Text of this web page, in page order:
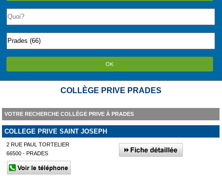
OK
COLLÈGE PRIVE PRADES
VOTRE RECHERCHE COLLÈGE PRIVE À PRADES
COLLEGE PRIVE SAINT JOSEPH
2 RUE PAUL TORTELIER
66500 - PRADES